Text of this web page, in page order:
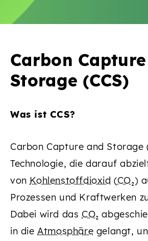
Carbon
Storage (CCS)
Was ist CCS?
Carbon Capture and Storage
Technologie, die darauf
von Kohlenstoffdioxid (CO₂)
Prozessen und Kraftwerken
Dabei wird das CO₂
in dieAtmosphäre gelangt,